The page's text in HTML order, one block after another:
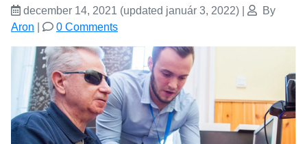
december 14, 2021 (updated január 3, 2022)
By
Aron
0 Comments